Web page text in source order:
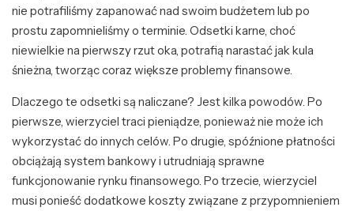
nie potrafiliśmy zapanować nad swoim budżetem lub po
prostu zapomnieliśmy o terminie. Odsetki karne, choć
niewielkie na pierwszy rzut oka, potrafią narastać jak kula
śnieżna, tworząc coraz większe problemy finansowe.
Dlaczego te odsetki są naliczane? Jest kilka powodów. Po
pierwsze, wierzyciel traci pieniądze, ponieważ nie może ich
wykorzystać do innych celów. Po drugie, spóźnione płatności
obciążają system bankowy i utrudniają sprawne
funkcjonowanie rynku finansowego. Po trzecie, wierzyciel
musi ponieść dodatkowe koszty związane z przypomnieniem